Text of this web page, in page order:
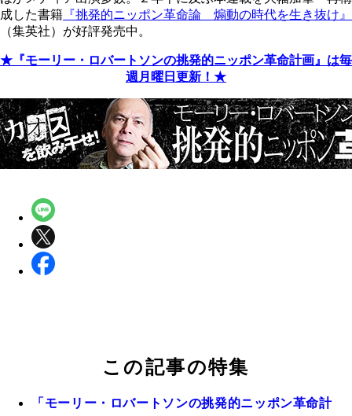
成した書籍 『挑発的ニッポン革命論 煽動の時代を生き抜け』
（集英社）が好評発売中。
★『モーリー・ロバートソンの挑発的ニッポン革命計画』は毎
週月曜日更新！★
この記事の特集
「モーリー・ロバートソンの挑発的ニッポン革命計